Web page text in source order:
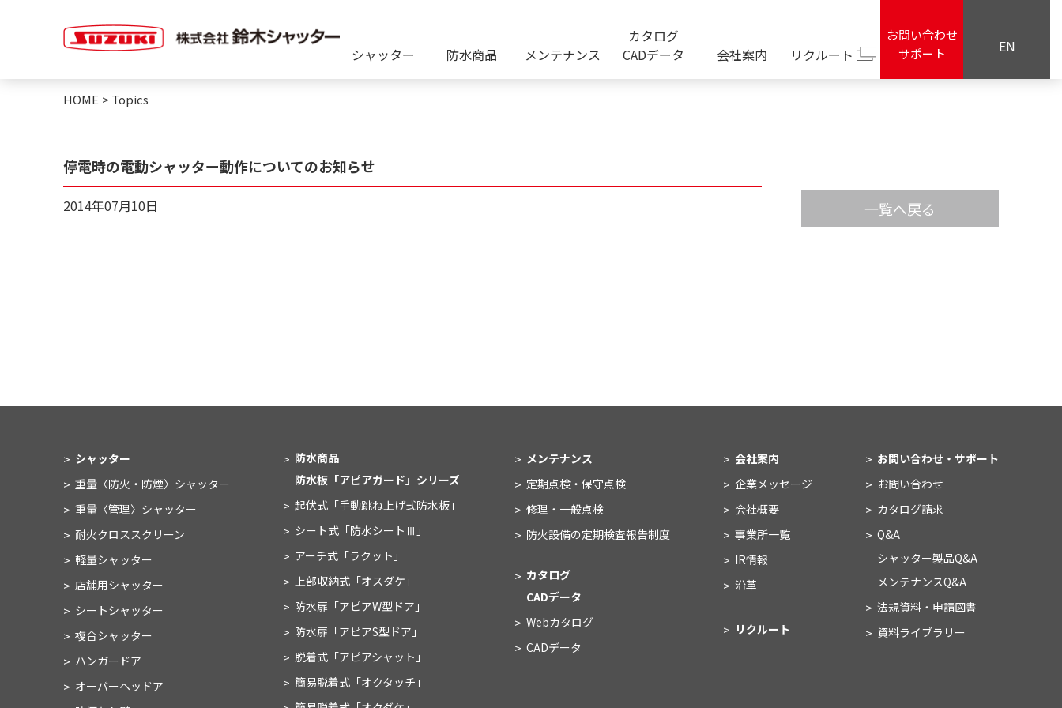
シャッター 防水商品 メンテナンス
カタログ
CADデータ
会社案内 リクルート
お問い合わせ
サポート
EN
HOME > Topics
停電時の電動シャッター動作についてのお知らせ
2014年07月10日 一覧へ戻る
シャッター
重量〈防火・防煙〉 シャッター
重量〈管理〉 シャッター
耐火クロススクリーン
軽量シャッター
店舗用シャッター
シートシャッター
複合シャッター
ハンガードア
オーバーヘッドア
防水商品
防水板 「アピアガード」シリーズ
起伏式 「手動跳ね上げ式防水板」
シート式 「防水シートⅢ」
アーチ式 「ラクット」
上部収納式 「オスダケ」
防水扉 「アピアW型ドア」
防水扉 「アピアS型ドア」
脱着式 「アピアシャット」
簡易脱着式 「オクタッチ」
メンテナンス
定期点検・保守点検
修理・一般点検
防火設備の定期検査報告制度
カタログ
CADデータ
Webカタログ
CADデータ
会社案内
企業メッセージ
会社概要
事業所一覧
IR情報
沿革
リクルート
お問い合わせ・ サポート
お問い合わせ
カタログ請求
Q&A
シャッター製品Q&A
メンテナンスQ&A
法規資料・申請図書
資料ライブラリー